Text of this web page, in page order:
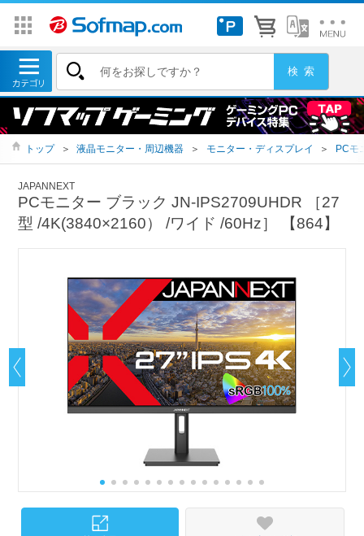
トップ ＞ 液晶モニター・周辺機器 ＞ モニター・ディスプレイ ＞ PCモ
JAPANNEXT
PCモニター ブラック JN-IPS2709UHDR ［27
型 /4K(3840×2160） /ワイド /60Hz］ 【864】